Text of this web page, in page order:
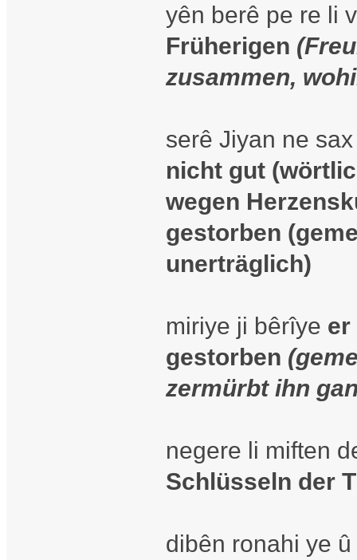
yên berê pe re li
Früherigen
zusammen,
serê Jiyan ne
nicht gut
wegen
gestorben
unerträglich)
miriye ji bêrîye er
gestorben
zermürbt ihn
negere li miften
Schlüsseln der
dibên ronahi ye